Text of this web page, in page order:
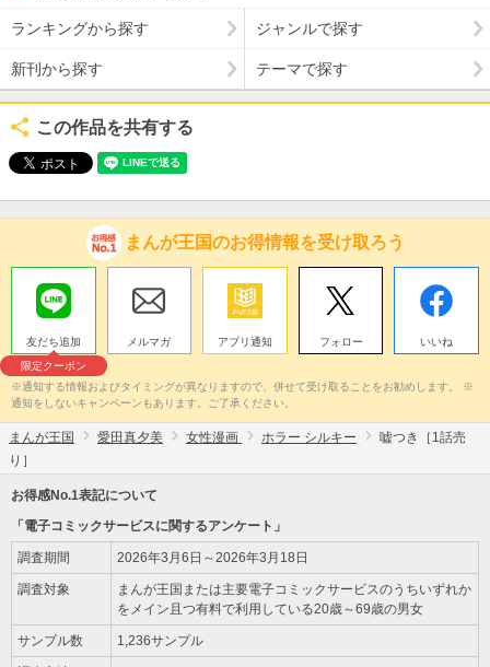
ランキングから探す ジャンルで探す
新刊から探す テーマで探す
この作品を共有する
まんが王国のお得情報を受け取ろう
友だち追加
限定クーポン
メルマガ アプリ通知 フォロー いいね
※通知する情報およびタイミングが異なりますので、併せて受け取ることをお勧めします。 ※
通知をしないキャンペーンもあります。ご了承ください。
まんが王国 愛田真夕美 女性漫画 ホラー シルキー
嘘つき［1話売
り］
お得感No.1表記について
「電子コミックサービスに関するアンケート」
調査期間 2026年3月6日～2026年3月18日
調査対象
まんが王国または主要電子コミックサービスのうちいずれか
をメイン且つ有料で利用している20歳～69歳の男女
サンプル数 1,236サンプル